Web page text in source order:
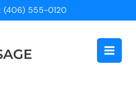
(406) 555-0120
Main